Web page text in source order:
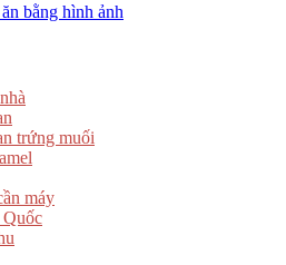
bằng hình ảnh
trứng muối
máy